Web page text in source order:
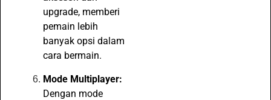
upgrade, memberi
pemain lebih
banyak opsi dalam
cara bermain.
Mode Multiplayer:
Dengan mode